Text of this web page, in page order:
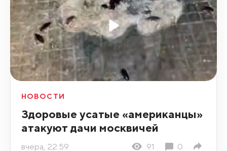
НОВОСТИ
Здоровые усатые «американцы»
атакуют дачи москвичей
вчера, 22:59 91 0